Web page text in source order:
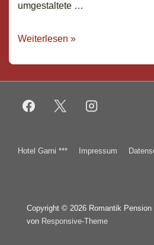
umgestaltete …
Unsere
Boutique-
fertig
Weiterlesen »
Footer-
Hotel Garni *** Impressum
Copyright © 2026 Romantik Pension
von Responsive-Theme